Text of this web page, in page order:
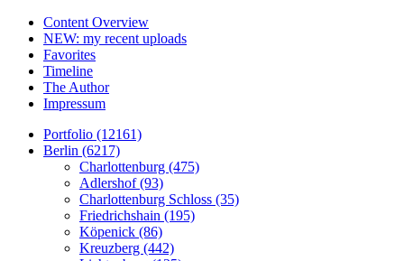
Content Overview
NEW: my recent uploads
Favorites
Timeline
The Author
Impressum
Portfolio (12161)
Berlin (6217)
Charlottenburg (475)
Adlershof (93)
Charlottenburg Schloss (35)
Friedrichshain (195)
Köpenick (86)
Kreuzberg (442)